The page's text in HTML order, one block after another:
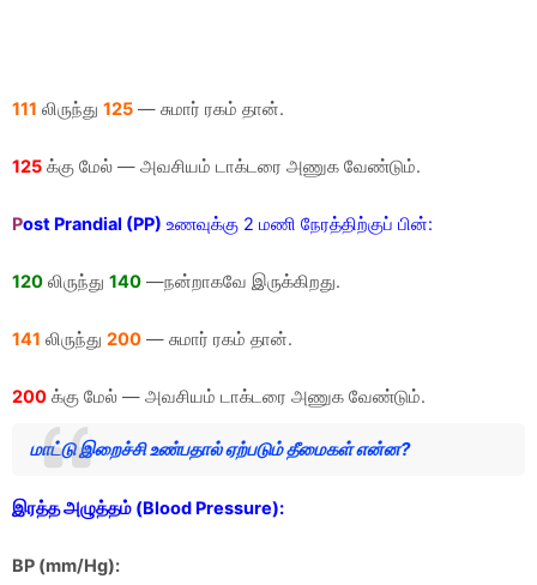
111 லிருந்து 125 — சுமார் ரகம் தான்.
125 க்கு மேல் — அவசியம் டாக்டரை அணுக வேண்டும்.
Post Prandial (PP) உணவுக்கு 2 மணி நேரத்திற்குப் பின்:
120 லிருந்து 140 —நன்றாகவே இருக்கிறது.
141 லிருந்து 200 — சுமார் ரகம் தான்.
200 க்கு மேல் — அவசியம் டாக்டரை அணுக வேண்டும்.
மாட்டு இறைச்சி உண்பதால் ஏற்படும் தீமைகள் என்ன?
இரத்த அழுத்தம் (Blood Pressure):
BP (mm/Hg):